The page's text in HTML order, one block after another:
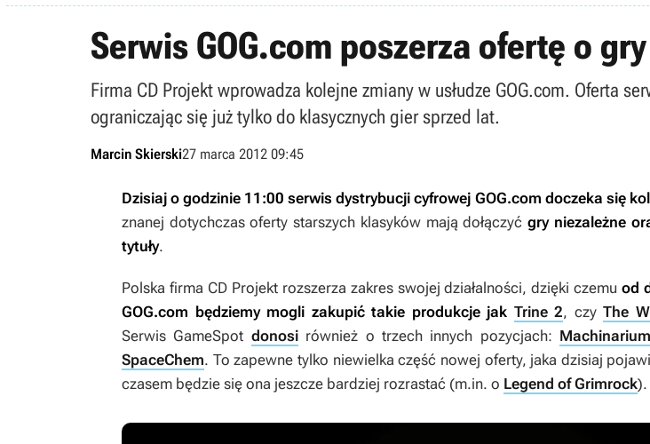
Serwis GOG.com poszerza ofertę o
Firma CD Projekt wprowadza kolejne zmiany w usłudze GOG.com. Oferta
ograniczając się już tylko do klasycznych gier sprzed lat.
Marcin Skierski27 marca 2012 09:45
Dzisiaj o godzinie 11:00 serwis dystrybucji cyfrowej GOG.com doczeka się
znanej dotychczas oferty starszych klasyków mają dołączyćgry niezależne
tytuły.
Polska firma CD Projekt rozszerza zakres swojej działalności, dzięki czemuod
GOG.com będziemy mogli zakupić takie produkcje jak Trine 2, czy The
Serwis GameSpot donosirównież o trzech innych pozycjach: Machinarium
SpaceChem. To zapewne tylko niewielka część nowej oferty, jaka dzisiaj
czasem będzie się ona jeszcze bardziej rozrastać (m.in. o Legend of Grimrock).